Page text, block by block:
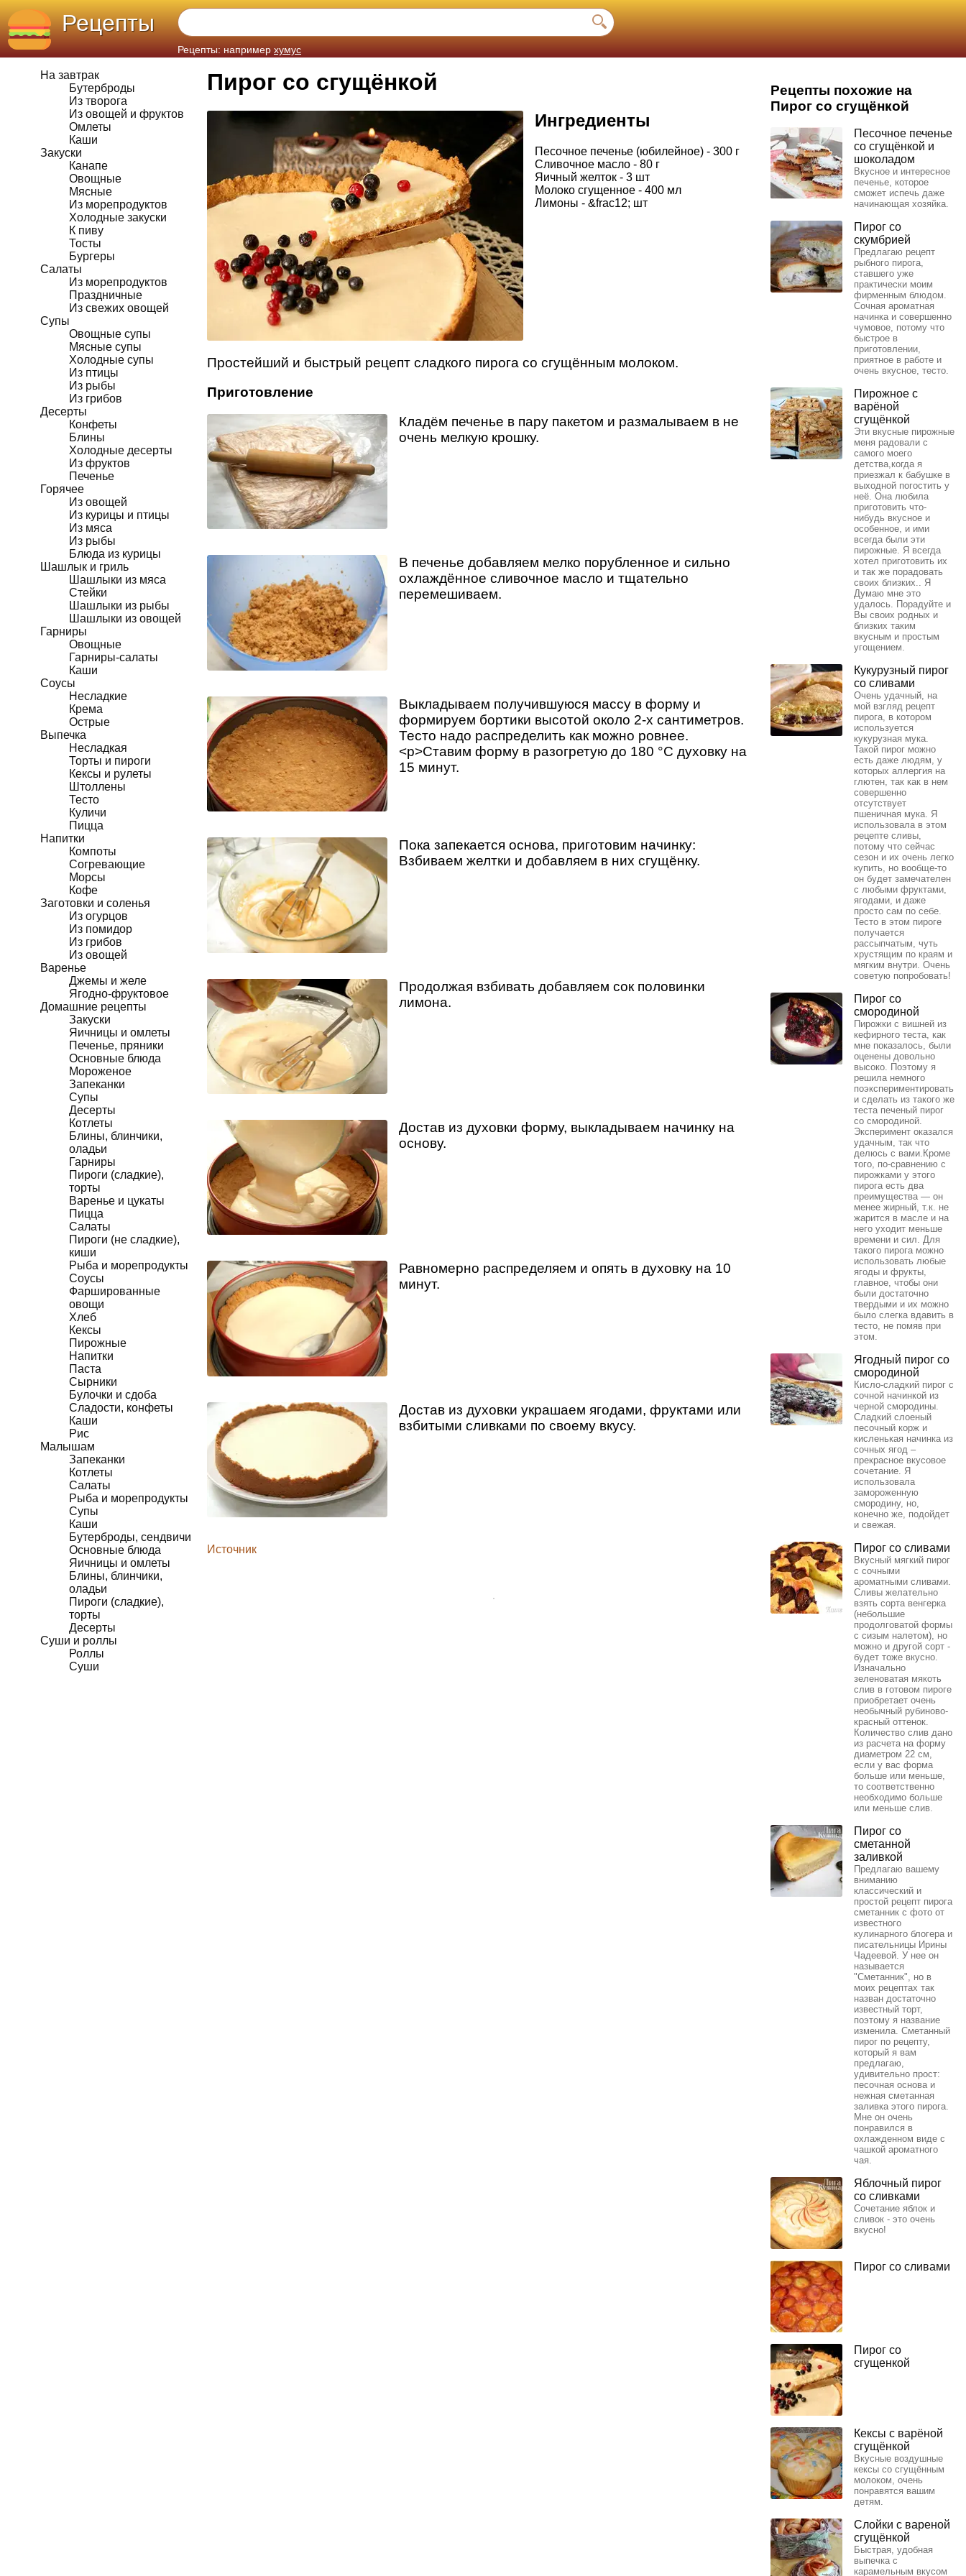
Рецепты
Рецепты: например хумус
На завтрак
Бутерброды
Из творога
Из овощей и фруктов
Омлеты
Каши
Закуски
Канапе
Овощные
Мясные
Из морепродуктов
Холодные закуски
К пиву
Тосты
Бургеры
Салаты
Из морепродуктов
Праздничные
Из свежих овощей
Супы
Овощные супы
Мясные супы
Холодные супы
Из птицы
Из рыбы
Из грибов
Десерты
Конфеты
Блины
Холодные десерты
Из фруктов
Печенье
Горячее
Из овощей
Из курицы и птицы
Из мяса
Из рыбы
Блюда из курицы
Шашлык и гриль
Шашлыки из мяса
Стейки
Шашлыки из рыбы
Шашлыки из овощей
Гарниры
Овощные
Гарниры-салаты
Каши
Соусы
Несладкие
Крема
Острые
Выпечка
Несладкая
Торты и пироги
Кексы и рулеты
Штоллены
Тесто
Куличи
Пицца
Напитки
Компоты
Согревающие
Морсы
Кофе
Заготовки и соленья
Из огурцов
Из помидор
Из грибов
Из овощей
Варенье
Джемы и желе
Ягодно-фруктовое
Домашние рецепты
Закуски
Яичницы и омлеты
Печенье, пряники
Основные блюда
Мороженое
Запеканки
Супы
Десерты
Котлеты
Блины, блинчики,
оладьи
Гарниры
Пироги (сладкие),
торты
Варенье и цукаты
Пицца
Салаты
Пироги (не сладкие),
киши
Рыба и морепродукты
Соусы
Фаршированные
овощи
Хлеб
Кексы
Пирожные
Напитки
Паста
Сырники
Булочки и сдоба
Сладости, конфеты
Каши
Рис
Малышам
Запеканки
Котлеты
Салаты
Рыба и морепродукты
Супы
Каши
Бутерброды, сендвичи
Основные блюда
Яичницы и омлеты
Блины, блинчики,
оладьи
Пироги (сладкие),
торты
Десерты
Суши и роллы
Роллы
Суши
Пирог со сгущёнкой
Ингредиенты
Песочное печенье (юбилейное) - 300 г
Сливочное масло - 80 г
Яичный желток - 3 шт
Молоко сгущенное - 400 мл
Лимоны - &frac12; шт
Простейший и быстрый рецепт сладкого пирога со сгущённым молоком.
Приготовление
Кладём печенье в пару пакетом и размалываем в не
очень мелкую крошку.
В печенье добавляем мелко порубленное и сильно
охлаждённое сливочное масло и тщательно
перемешиваем.
Выкладываем получившуюся массу в форму и
формируем бортики высотой около 2-х сантиметров.
Тесто надо распределить как можно ровнее.
<p>Ставим форму в разогретую до 180 °С духовку на
15 минут.
Пока запекается основа, приготовим начинку:
Взбиваем желтки и добавляем в них сгущёнку.
Продолжая взбивать добавляем сок половинки
лимона.
Достав из духовки форму, выкладываем начинку на
основу.
Равномерно распределяем и опять в духовку на 10
минут.
Достав из духовки украшаем ягодами, фруктами или
взбитыми сливками по своему вкусу.
Источник
Рецепты похожие на
Пирог со сгущёнкой
Песочное печенье
со сгущёнкой и
шоколадом
Вкусное и интересное
печенье, которое
сможет испечь даже
начинающая хозяйка.
Пирог со
скумбрией
Предлагаю рецепт
рыбного пирога,
ставшего уже
практически моим
фирменным блюдом.
Сочная ароматная
начинка и совершенно
чумовое, потому что
быстрое в
приготовлении,
приятное в работе и
очень вкусное, тесто.
Пирожное с
варёной
сгущёнкой
Эти вкусные пирожные
меня радовали с
самого моего
детства,когда я
приезжал к бабушке в
выходной погостить у
неё. Она любила
приготовить что-
нибудь вкусное и
особенное, и ими
всегда были эти
пирожные. Я всегда
хотел приготовить их
и так же порадовать
своих близких.. Я
Думаю мне это
удалось. Порадуйте и
Вы своих родных и
близких таким
вкусным и простым
угощением.
Кукурузный пирог
со сливами
Очень удачный, на
мой взгляд рецепт
пирога, в котором
используется
кукурузная мука.
Такой пирог можно
есть даже людям, у
которых аллергия на
глютен, так как в нем
совершенно
отсутствует
пшеничная мука. Я
использовала в этом
рецепте сливы,
потому что сейчас
сезон и их очень легко
купить, но вообще-то
он будет замечателен
с любыми фруктами,
ягодами, и даже
просто сам по себе.
Тесто в этом пироге
получается
рассыпчатым, чуть
хрустящим по краям и
мягким внутри. Очень
советую попробовать!
Пирог со
смородиной
Пирожки с вишней из
кефирного теста, как
мне показалось, были
оценены довольно
высоко. Поэтому я
решила немного
поэкспериментировать
и сделать из такого же
теста печеный пирог
со смородиной.
Эксперимент оказался
удачным, так что
делюсь с вами.Кроме
того, по-сравнению с
пирожками у этого
пирога есть два
преимущества — он
менее жирный, т.к. не
жарится в масле и на
него уходит меньше
времени и сил. Для
такого пирога можно
использовать любые
ягоды и фрукты,
главное, чтобы они
были достаточно
твердыми и их можно
было слегка вдавить в
тесто, не помяв при
этом.
Ягодный пирог со
смородиной
Кисло-сладкий пирог с
сочной начинкой из
черной смородины.
Сладкий слоеный
песочный корж и
кисленькая начинка из
сочных ягод –
прекрасное вкусовое
сочетание. Я
использовала
замороженную
смородину, но,
конечно же, подойдет
и свежая.
Пирог со сливами
Вкусный мягкий пирог
с сочными
ароматными сливами.
Сливы желательно
взять сорта венгерка
(небольшие
продолговатой формы
с сизым налетом), но
можно и другой сорт -
будет тоже вкусно.
Изначально
зеленоватая мякоть
слив в готовом пироге
приобретает очень
необычный рубиново-
красный оттенок.
Количество слив дано
из расчета на форму
диаметром 22 см,
если у вас форма
больше или меньше,
то соответственно
необходимо больше
или меньше слив.
Пирог со
сметанной
заливкой
Предлагаю вашему
вниманию
классический и
простой рецепт пирога
сметанник с фото от
известного
кулинарного блогера и
писательницы Ирины
Чадеевой. У нее он
называется
"Сметанник", но в
моих рецептах так
назван достаточно
известный торт,
поэтому я название
изменила. Сметанный
пирог по рецепту,
который я вам
предлагаю,
удивительно прост:
песочная основа и
нежная сметанная
заливка этого пирога.
Мне он очень
понравился в
охлажденном виде с
чашкой ароматного
чая.
Яблочный пирог
со сливками
Сочетание яблок и
сливок - это очень
вкусно!
Пирог со сливами
Пирог со
сгущенкой
Кексы с варёной
сгущёнкой
Вкусные воздушные
кексы со сгущённым
молоком, очень
понравятся вашим
детям.
Слойки с вареной
сгущёнкой
Быстрая, удобная
выпечка с
карамельным вкусом